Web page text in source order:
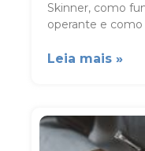
Skinner, como
operante e como
Leia mais »